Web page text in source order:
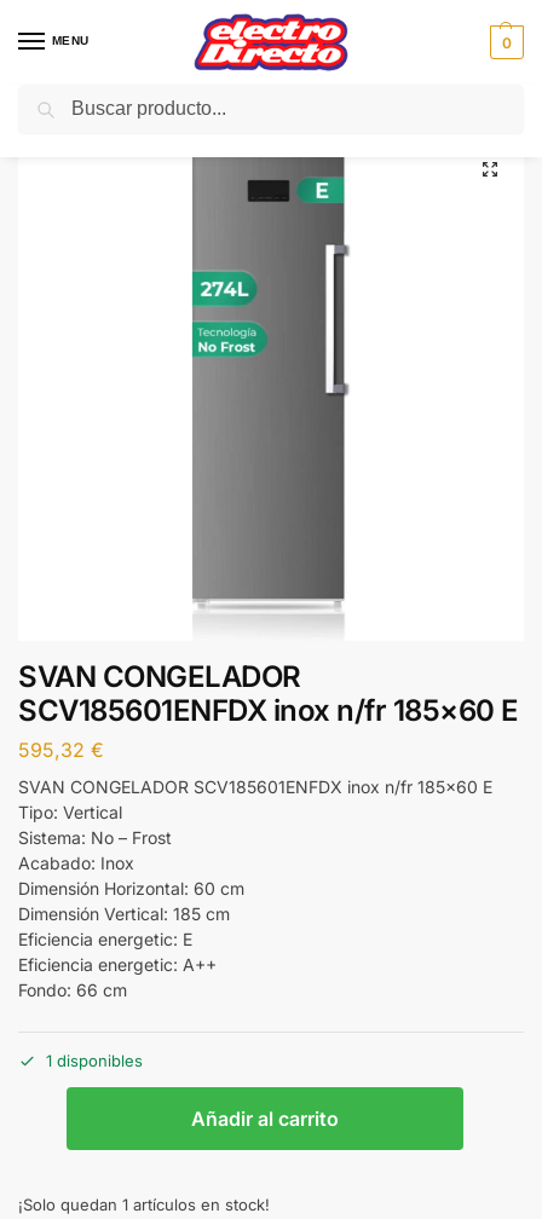
MENU 0
Inicio Gama blanca Congeladores
SVAN CONGELADOR
SCV185601ENFDX inox n/fr 185×60 E
595,32 €
SVAN CONGELADOR SCV185601ENFDX inox n/fr 185×60 E
Tipo: Vertical
Sistema: No – Frost
Acabado: Inox
Dimensión Horizontal: 60 cm
Dimensión Vertical: 185 cm
Eficiencia energetic: E
Eficiencia energetic: A++
Fondo: 66 cm
1 disponibles
Añadir al carrito
¡Solo quedan 1 artículos en stock!